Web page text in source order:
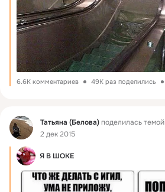
6.6K комментариев 49K раз поделились
Фид Татьяна (Белова)поделилась темой
2 дек 2015
Я В ШОКЕ